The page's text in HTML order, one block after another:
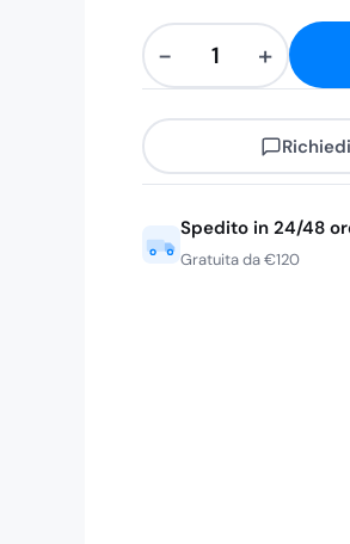
Decs
Disinfettante
Spray
Cute
Integra
− +
Spedito in 24/48
Gratuita da €120